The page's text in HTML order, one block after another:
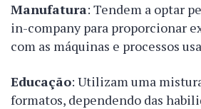
Manufatura: Tendem a optar
in-company para proporcionar
com as máquinas e processos
Educação: Utilizam uma
formatos, dependendo das